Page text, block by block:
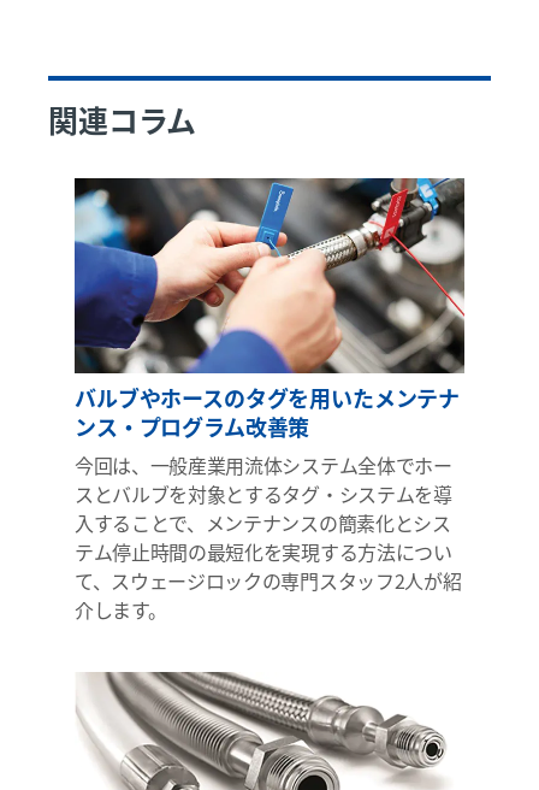
関連コラム
バルブやホースのタグを用いたメンテナ
ンス・プログラム改善策
今回は、一般産業用流体システム全体でホー
スとバルブを対象とするタグ・システムを導
入することで、メンテナンスの簡素化とシス
テム停止時間の最短化を実現する方法につい
て、スウェージロックの専門スタッフ2人が紹
介します。